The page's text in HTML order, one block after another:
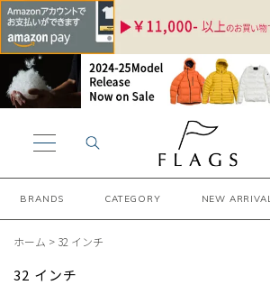
BRANDS CATEGORY NEW ARRIVAL
ホーム > 32 インチ
32 インチ